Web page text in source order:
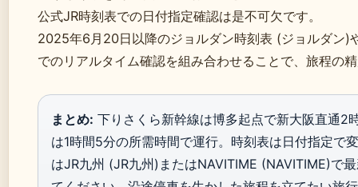
公式JR時刻表での日付指定確認は是不可欠です。
2025年6月20日以降のジョルダン時刻表 (ジョルダン)
でのリアルタイム確認を組み合わせることで、旅程の
まとめ: 下りさくら新幹線は博多起点で新大阪直通2
は1時間5分の所需時間で運行。時刻表は日付指定で
はJR九州 (JR九州)またはNAVITIME (NAVITIME)で